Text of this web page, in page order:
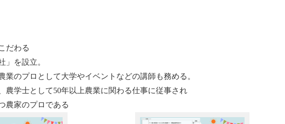
だわる
」を設立。
業のプロとして大学やイベントなどの講師も務める。
農学士として50年以上農業に関わる仕事に従事され
農家のプロである